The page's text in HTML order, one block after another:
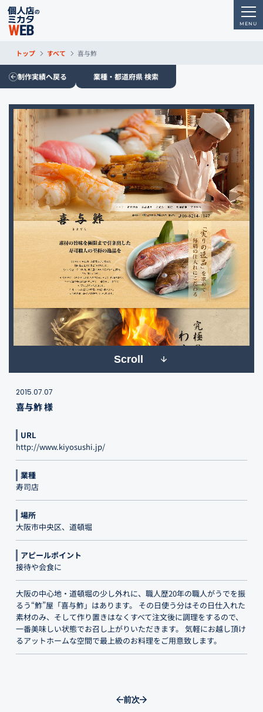
トップ すべて 喜与鮓
制作実績へ戻る 業種・都道府県 検索
Scroll
2015.07.07
喜与鮓 様
URL
http://www.kiyosushi.jp/
業種
寿司店
場所
大阪市中央区、道頓堀
アピールポイント
接待や会食に
大阪の中心地・道頓堀の少し外れに、職人歴20年の職人がうでを振
るう“鮓”屋「喜与鮓」はあります。 その日使う分はその日仕入れた
素材のみ、そして作り置きはなくすべて注文後に調理をするので、
一番美味しい状態でお召し上がりいただきます。 気軽にお越し頂け
るアットホームな空間で最上級のお料理をご用意致します。
前次